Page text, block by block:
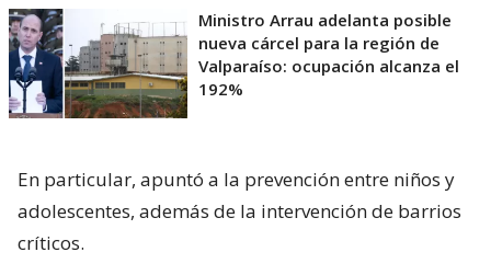
Ministro Arrau adelanta posible
nueva cárcel para la región de
Valparaíso: ocupación alcanza el
192%
En particular, apuntó a la prevención entre niños y
adolescentes, además de la intervención de barrios
críticos.